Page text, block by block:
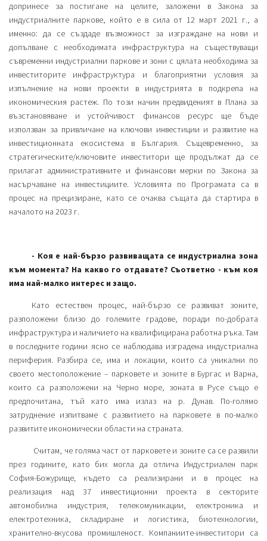
допринесе за постигане на целите, заложени в Закона за
индустриалните паркове, който е в сила от 12 март 2021 г., а
именно: да се създаде възможност за изграждане на нови и
допълване с необходимата инфраструктура на съществуващи
съвременни индустриални паркове и зони с цялата необходима за
инвеститорите инфраструктура и благоприятни условия за
изпълнение на нови проекти в индустрията в подкрепа на
икономическия растеж. По този начин предвиденият в Плана за
възстановяване и устойчивост финансов ресурс ще бъде
използван за привличане на ключови инвестиции и развитие на
инвестиционната екосистема в България. Същевременно, за
стратегическите/ключовите инвеститори ще продължат да се
прилагат административните и финансови мерки по Закона за
насърчаване на инвестициите. Условията по Програмата са в
процес на прецизиране, като се очаква същата да стартира в
началото на 2023 г.
- Коя е най-бързо развиващата се индустриална зона
към момента? На какво го отдавате? Съответно - към коя
има най-малко интерес и защо.
Като естествен процес, най-бързо се развиват зоните,
разположени близо до големите градове, поради по-добрата
инфраструктура и наличието на квалифицирана работна ръка. Там
в последните години ясно се наблюдава изградена индустриална
периферия. Разбира се, има и локации, които са уникални по
своето местоположение – парковете и зоните в Бургас и Варна,
които са разположени на Черно море, зоната в Русе също е
предпочитана, тъй като има излаз на р. Дунав. По-голямо
затруднение изпитваме с развитието на парковете в по-малко
развитите икономически области на страната.
Считам, че голяма част от парковете и зоните са се развили
през годините, като бих могла да отлича Индустриален парк
София-Божурище, където са реализирани и в процес на
реализация над 37 инвестиционни проекта в секторите
автомобилна индустрия, телекомуникации, електроника и
електротехника, складиране и логистика, биотехнологии,
хранително-вкусова промишленост. Компаниите-инвеститори са